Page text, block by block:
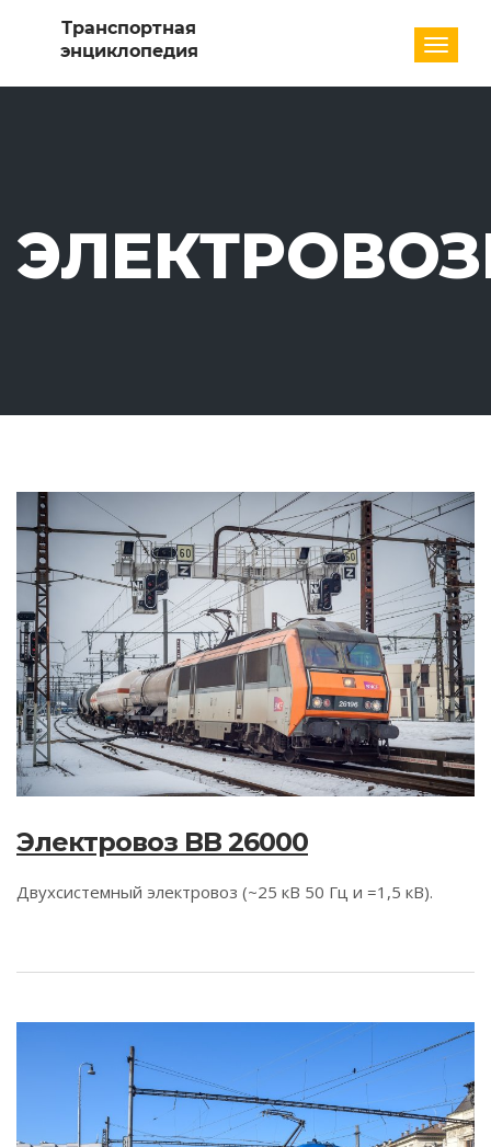
Электровоз BB 26000
Двухсистемный электровоз (~25 кВ 50 Гц и =1,5 кВ).